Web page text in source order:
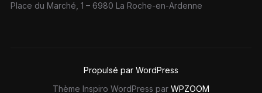
Place du Marché, 1 – 6980 La Roche-en-Ardenne
Propulsé par WordPress
Thème Inspiro WordPress par WPZOOM